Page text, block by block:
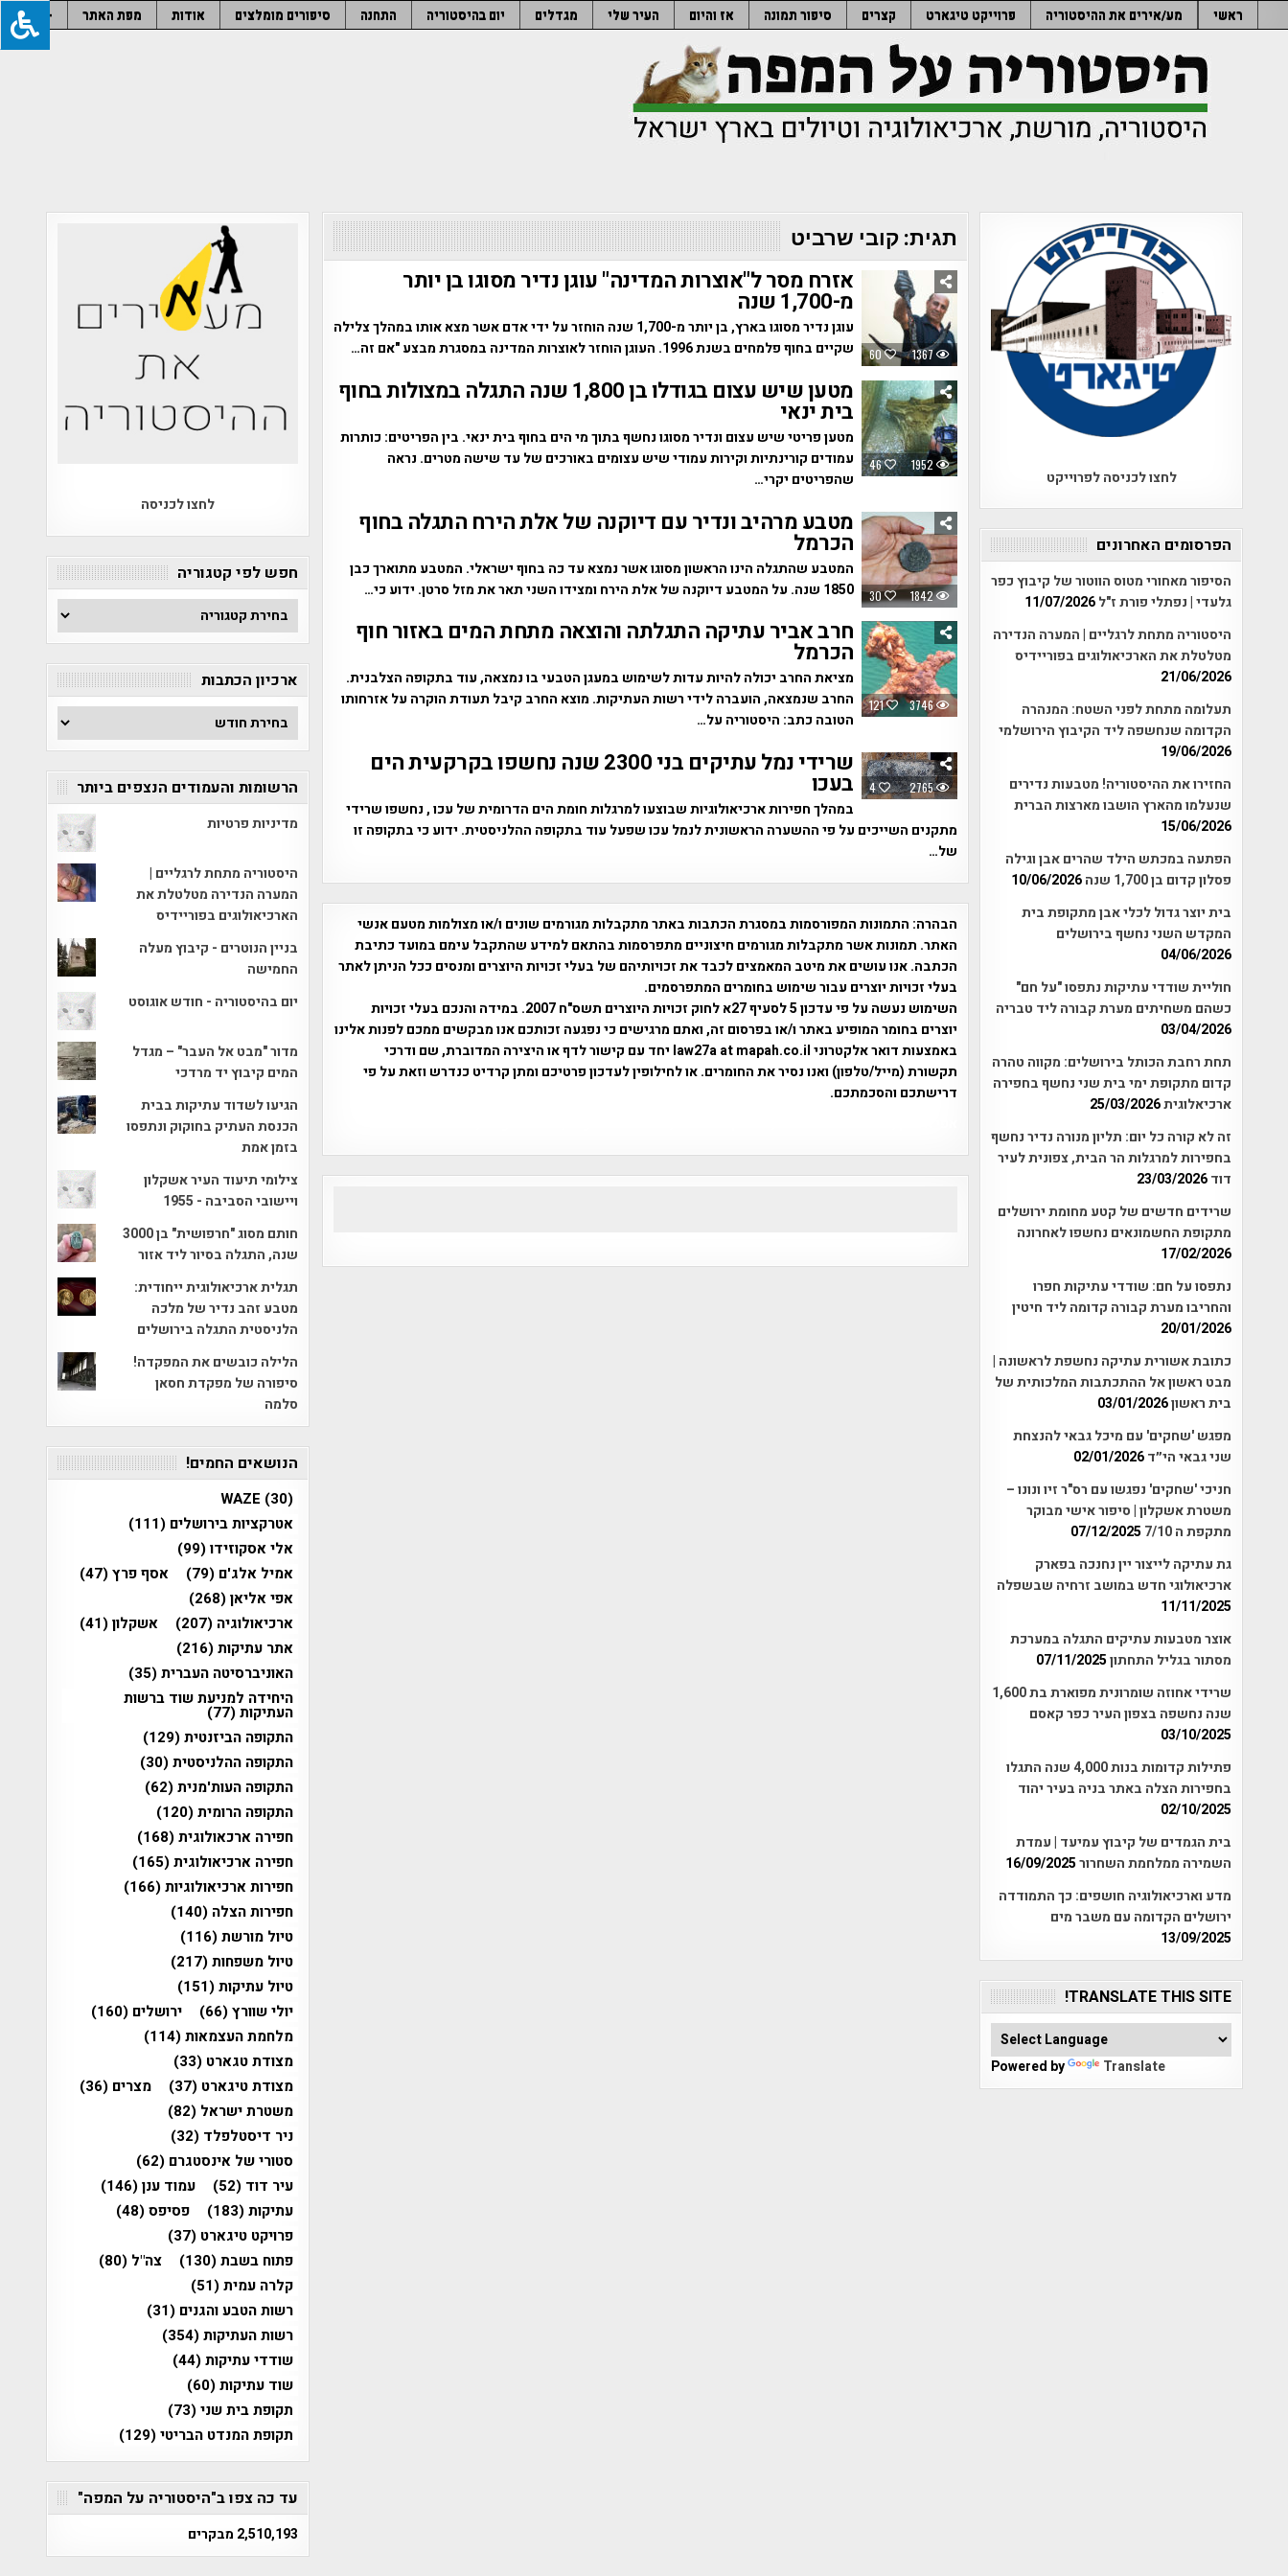
to
ראשי מע/אירים את ההיסטוריה פרוייקט טיגארט קצרים סיפור תמונה אז והיום העיר שלי מגדלים יום בהיסטוריה התחנה סיפורים מומלצים אודות מפת האתר –
תגית:קובי שרביט
60 1367
אזרח מסר ל"אוצרות המדינה" עוגן נדיר מסוגו בן יותר
מ-1,700 שנה
עוגן נדיר מסוגו בארץ, בן יותר מ-1,700 שנה הוחזר על ידי אדם אשר מצא אותו במהלך צלילה
שקיים בחוף פלמחים בשנת 1996. העוגן הוחזר לאוצרות המדינה במסגרת מבצע "אם זה…
46 1952
מטען שיש עצום בגודלו בן 1,800 שנה התגלה במצולות בחוף
בית ינאי
מטען פריטי שיש עצום ונדיר מסוגו נחשף בתוך מי הים בחוף בית ינאי. בין הפריטים: כותרות
עמודים קורינתיות וקירות עמודי שיש עצומים באורכים של עד שישה מטרים. נראה
שהפריטים יקרי…
30 1842
מטבע מרהיב ונדיר עם דיוקנה של אלת הירח התגלה בחוף
הכרמל
המטבע שהתגלה הינו הראשון מסוגו אשר נמצא עד כה בחוף ישראלי. המטבע מתוארך כבן
1850 שנה. על המטבע דיוקנה של אלת הירח ומצידו השני תאר את מזל סרטן. ידוע כי…
121 3746
חרב אביר עתיקה התגלתה והוצאה מתחת המים באזור חוף
הכרמל
מציאת החרב יכולה להיות עדות לשימוש במעגן הטבעי בו נמצאה, עוד בתקופה הצלבנית.
החרב שנמצאה, הועברה לידי רשות העתיקות. מוצא החרב קיבל תעודת הוקרה על אזרחותו
הטובה כתב: היסטוריה על…
4 2765
שרידי נמל עתיקים בני 2300 שנה נחשפו בקרקעית הים
בעכו
במהלך חפירות ארכיאולוגיות שבוצעו למרגלות חומת הים הדרומית של עכו , נחשפו שרידי
מתקנים השייכים על פי ההשערה הראשונית לנמל עכו שפעל עוד בתקופה ההלניסטית. ידוע כי בתקופה זו
של…
הבהרה: התמונות המפורסמות במסגרת הכתבות באתר מתקבלות מגורמים שונים ו/או מצולמות מטעם אנשי
האתר. תמונות אשר מתקבלות מגורמים חיצוניים מתפרסמות בהתאם למידע שהתקבל עימם במועד כתיבת
הכתבה. אנו עושים את מיטב המאמצים לכבד את זכויותיהם של בעלי זכויות היוצרים ומנסים ככל הניתן לאתר
בעלי זכויות יוצרים עבור שימוש בחומרים המתפרסמים.
השימוש נעשה על פי עדכון 5 לסעיף 27א לחוק זכויות היוצרים תשס"ח 2007. במידה והנכם בעלי זכויות
יוצרים בחומר המופיע באתר ו/או בפרסום זה, ואתם מרגישים כי נפגעה זכותכם אנו מבקשים ממכם לפנות אלינו
באמצעות דואר אלקטרוני law27a at mapah.co.il יחד עם קישור לדף או היצירה המדוברת, שם ודרכי
תקשורת (מייל/טלפון) ואנו נסיר את החומרים. או לחילופין לעדכון פרטיכם ומתן קרדיט כנדרש וזאת על פי
דרישתכם והסכמתכם.
לחצו לכניסה לפרוייקט
הפרסומים האחרונים
הסיפור מאחורי מטוס הווטור של קיבוץ כפר
גלעדי | נפתלי פורת ז"ל11/07/2026
היסטוריה מתחת לרגליים | המערה הנדירה
מטלטלת את הארכיאולוגים בפוריידיס
21/06/2026
תעלומה מתחת לפני השטח: המנהרה
הקדומה שנחשפה ליד הקיבוץ הירושלמי
19/06/2026
החזירו את ההיסטוריה! מטבעות נדירים
שנעלמו מהארץ הושבו מארצות הברית
15/06/2026
הפתעה במכתש הילד שהרים אבן וגילה
פסלון קדום בן 1,700 שנה
10/06/2026
בית יוצר גדול לכלי אבן מתקופת בית
המקדש השני נחשף בירושלים
04/06/2026
חוליית שודדי עתיקות נתפסו "על חם"
כשהם משחיתים מערת קבורה ליד טבריה
03/04/2026
תחת רחבת הכותל בירושלים: מקווה טהרה
קדום מתקופת ימי בית שני נחשף בחפירה
ארכיאלוגית25/03/2026
זה לא קורה כל יום: תליון מנורה נדיר נחשף
בחפירות למרגלות הר הבית, צפונית לעיר
דוד23/03/2026
שרידים חדשים של קטע מחומת ירושלים
מתקופת החשמונאים נחשפו לאחרונה
17/02/2026
נתפסו על חם: שודדי עתיקות חפרו
והחריבו מערת קבורה קדומה ליד חיטין
20/01/2026
כתובת אשורית עתיקה נחשפת לראשונה |
מבט ראשון אל ההתכתבות המלכותית של
בית ראשון03/01/2026
מפגש 'שחקים' עם מיכל גבאי להנצחת
שני גבאי הי״ד02/01/2026
חניכי 'שחקים' נפגשו עם רס"ר זיו ונונו –
משטרת אשקלון | סיפור אישי מבוקר
מתקפת ה 7/10
07/12/2025
גת עתיקה לייצור יין נחנכה בפארק
ארכיאולוגי חדש במושב זרחיה שבשפלה
11/11/2025
אוצר מטבעות עתיקים התגלה במערכת
מסתור בגליל התחתון07/11/2025
שרידי אחוזה שומרונית מפוארת בת 1,600
שנה נחשפה בצפון העיר כפר קאסם
03/10/2025
פתילות קדומות בנות 4,000 שנה התגלו
בחפירות הצלה באתר בניה בעיר יהוד
02/10/2025
בית הגמדים של קיבוץ עמיעד | עמדת
השמירה ממלחמת השחרור16/09/2025
מדע וארכיאולוגיה חושפים: כך התמודדה
ירושלים הקדומה עם משבר מים
13/09/2025
TRANSLATE THIS SITE!
Powered by Translate
לחצו לכניסה
חפש לפי קטגוריה
חפש
לפי
קטגוריה
ארכיון הכתבות
ארכיון
הכתבות
הרשומות והעמודים הנצפים ביותר
מדיניות פרטיות
היסטוריה מתחת לרגליים |
המערה הנדירה מטלטלת את
הארכיאולוגים בפוריידיס
בניין הנוטרים - קיבוץ מעלה
החמישה
יום בהיסטוריה - חודש אוגוסט
מדור "מבט אל העבר" – מגדל
המים קיבוץ יד מרדכי
הגיעו לשדוד עתיקות בבית
הכנסת העתיק בחוקוק ונתפסו
בזמן אמת
צילומי תיעוד העיר אשקלון
ויישובי הסביבה - 1955
חותם מסוג "חרפושית" בן 3000
שנה, התגלה בסיור ליד אזור
תגלית ארכיאולוגית ייחודית:
מטבע זהב נדיר של מלכה
הלניסטית התגלה בירושלים
הלילה כובשים את המפקדה!
סיפורה של מפקדת חסאן
סלמה
הנושאים החמים!
WAZE (30)
אטרקציות בירושלים (111)
אלי אסקוזידו(99)
אמיל אלג'ם (79) אסף פרץ(47)
אפי אליאן(268)
ארכיאולוגיה (207) אשקלון(41)
אתר עתיקות(216)
האוניברסיטה העברית(35)
היחידה למניעת שוד ברשות
העתיקות(77)
התקופה הביזנטית(129)
התקופה ההלניסטית(30)
התקופה העות'מנית(62)
התקופה הרומית(120)
חפירה ארכאולוגית(168)
חפירה ארכיאולוגית(165)
חפירות ארכיאולוגיות(166)
חפירות הצלה (140)
טיול מורשת(116)
טיול משפחות(217)
טיול עתיקות(151)
יולי שוורץ(66) ירושלים (160)
מלחמת העצמאות(114)
מצודת טגארט (33)
מצודת טיגארט (37) מצרים (36)
משטרת ישראל (82)
ניר דיסטלפלד (32)
סטורי של אינסטגרם (62)
עיר דוד (52) עמוד ענן(146)
עתיקות(183) פסיפס(48)
פרויקט טיגארט (37)
פתוח בשבת(130) צה"ל (80)
קלרה עמית(51)
רשות הטבע והגנים (31)
רשות העתיקות(354)
שודדי עתיקות(44)
שוד עתיקות(60)
תקופת בית שני(73)
תקופת המנדט הבריטי(129)
עד כה צפו ב"היסטוריה על המפה"
2,510,193 מבקרים